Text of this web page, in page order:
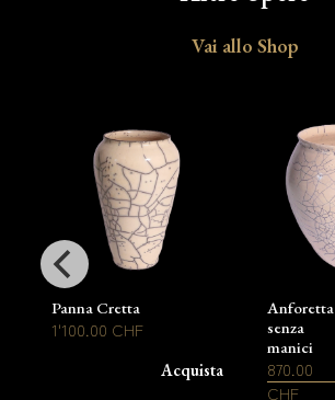
Vai allo Shop
Panna Cretta
1'100.00 CHF
Acquista
Anforetta
senza
manici
870.00
CHF